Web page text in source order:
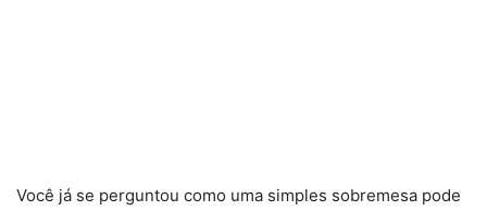
Você já se perguntou como uma simples sobremesa pode